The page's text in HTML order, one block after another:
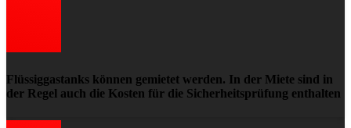
Flüssiggastanks können gemietet werden. In der Miete sind in
der Regel auch die Kosten für die Sicherheitsprüfung enthalten